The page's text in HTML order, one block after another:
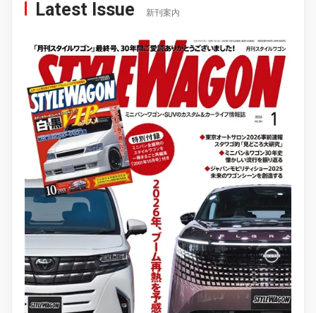
Latest Issue 新刊案内